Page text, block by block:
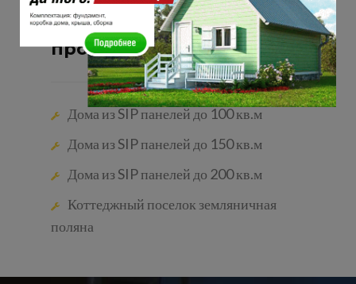
Посмотреть наши
проекты
Дома из SIP панелей до 100 кв.м
Дома из SIP панелей до 150 кв.м
Дома из SIP панелей до 200 кв.м
Коттеджный поселок земляничная
поляна